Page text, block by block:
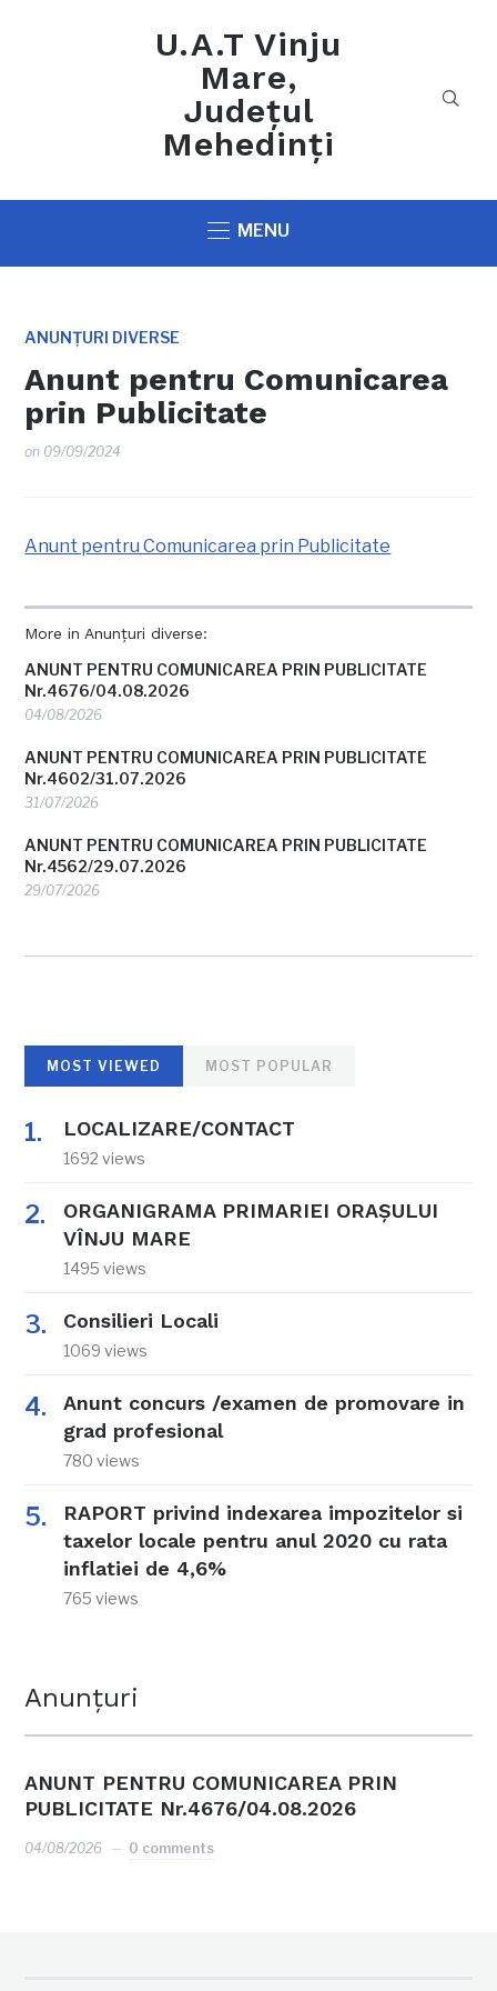
U.A.T Vinju
Mare,
Județul
Mehedinți
MENU
ANUNȚURI DIVERSE
Anunt pentru Comunicarea
prin Publicitate
on 09/09/2024
More in Anunțuri diverse:
ANUNT PENTRU COMUNICAREA PRIN PUBLICITATE
Nr.4676/04.08.2026
04/08/2026
ANUNT PENTRU COMUNICAREA PRIN PUBLICITATE
Nr.4602/31.07.2026
31/07/2026
ANUNT PENTRU COMUNICAREA PRIN PUBLICITATE
Nr.4562/29.07.2026
29/07/2026
Anunt pentru Comunicarea prin Publicitate
MOST VIEWED MOST POPULAR
LOCALIZARE/CONTACT
1692 views
ORGANIGRAMA PRIMARIEI ORAŞULUI
VÎNJU MARE
1495 views
Consilieri Locali
1069 views
Anunt concurs /examen de promovare in
grad profesional
780 views
RAPORT privind indexarea impozitelor si
taxelor locale pentru anul 2020 cu rata
inflatiei de 4,6%
765 views
Anunțuri
ANUNT PENTRU COMUNICAREA PRIN
PUBLICITATE Nr.4676/04.08.2026
04/08/2026 0 comments